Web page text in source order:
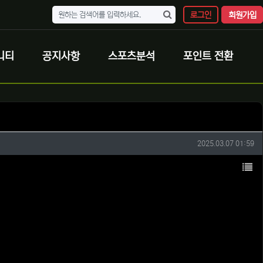
로그인 회원가입
티 공지사항 스포츠분석 포인트 전환
작성일
2025.03.07 01:59
목